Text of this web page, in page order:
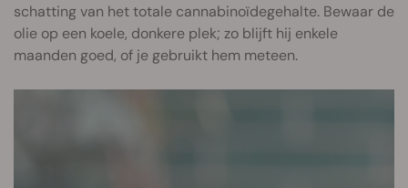
schatting van het totale cannabinoïdegehalte. Bewaar de
olie op een koele, donkere plek; zo blijft hij enkele
maanden goed, of je gebruikt hem meteen.